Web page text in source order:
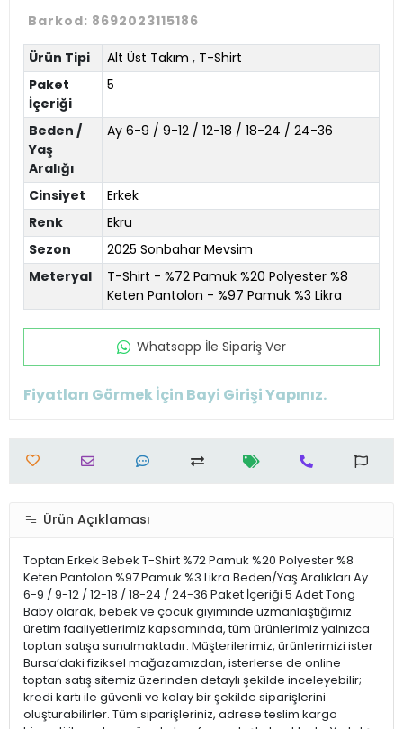
Barkod: 8692023115186
Ürün Tipi Alt Üst Takım , T-Shirt
Paket
İçeriği
5
Beden /
Yaş
Aralığı
Ay 6-9 / 9-12 / 12-18 / 18-24 / 24-36
Cinsiyet
Erkek
Renk
Ekru
Sezon
2025 Sonbahar Mevsim
Meteryal
T-Shirt - %72 Pamuk %20 Polyester %8
Keten Pantolon - %97 Pamuk %3 Likra
Whatsapp İle Sipariş Ver
Fiyatları Görmek İçin Bayi Girişi Yapınız.
Ürün Açıklaması
Toptan Erkek Bebek T-Shirt %72 Pamuk %20 Polyester %8
Keten Pantolon %97 Pamuk %3 Likra Beden/Yaş Aralıkları Ay
6-9 / 9-12 / 12-18 / 18-24 / 24-36 Paket İçeriği 5 Adet Tong
Baby olarak, bebek ve çocuk giyiminde uzmanlaştığımız
üretim faaliyetlerimiz kapsamında, tüm ürünlerimiz yalnızca
toptan satışa sunulmaktadır. Müşterilerimiz, ürünlerimizi ister
Bursa’daki fiziksel mağazamızdan, isterlerse de online
toptan satış sitemiz üzerinden detaylı şekilde inceleyebilir;
kredi kartı ile güvenli ve kolay bir şekilde siparişlerini
oluşturabilirler. Tüm siparişleriniz, adrese teslim kargo